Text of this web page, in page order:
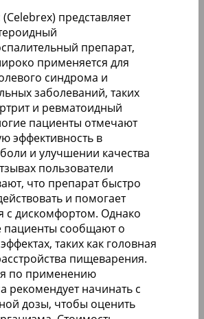
представляет
препарат,
применяется для
синдрома и
заболеваний, таких
и ревматоидный
пациенты отмечают
эффективность в
и улучшении качества
пользователи
что препарат быстро
и помогает
с дискомфортом. Однако
пациенты сообщают о
таких как головная
пищеварения.
по применению
рекомендует начинать с
дозы, чтобы оценить